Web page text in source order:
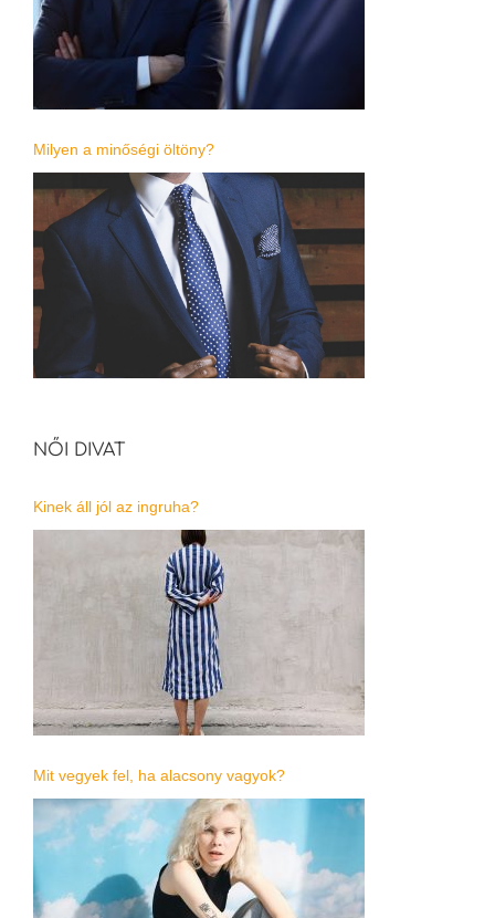
Milyen a minőségi öltöny?
NŐI DIVAT
Kinek áll jól az ingruha?
Mit vegyek fel, ha alacsony vagyok?